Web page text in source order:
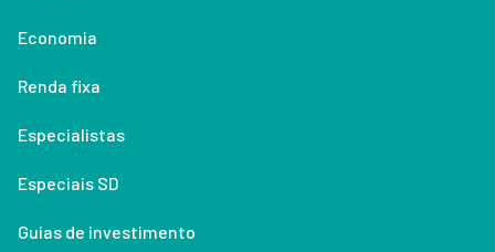
Economia
Renda fixa
Especialistas
Especiais SD
Guias de investimento